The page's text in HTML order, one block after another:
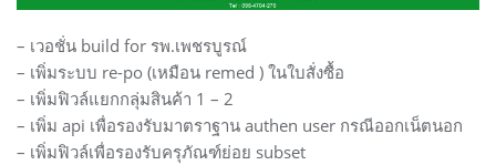
– เวอชั่น build for รพ.เพชรบูรณ์
– เพิ่มระบบ re-po (เหมือน remed ) ในใบสั่งซื้อ
– เพิ่มฟิวล์แยกกลุ่มสินค้า 1 – 2
– เพิ่ม api เพื่อรองรับมาตราฐาน authen user กรณีออกเน็ตนอก
– เพิ่มฟิวล์เพื่อรองรับครุภัณฑ์ย่อย subset